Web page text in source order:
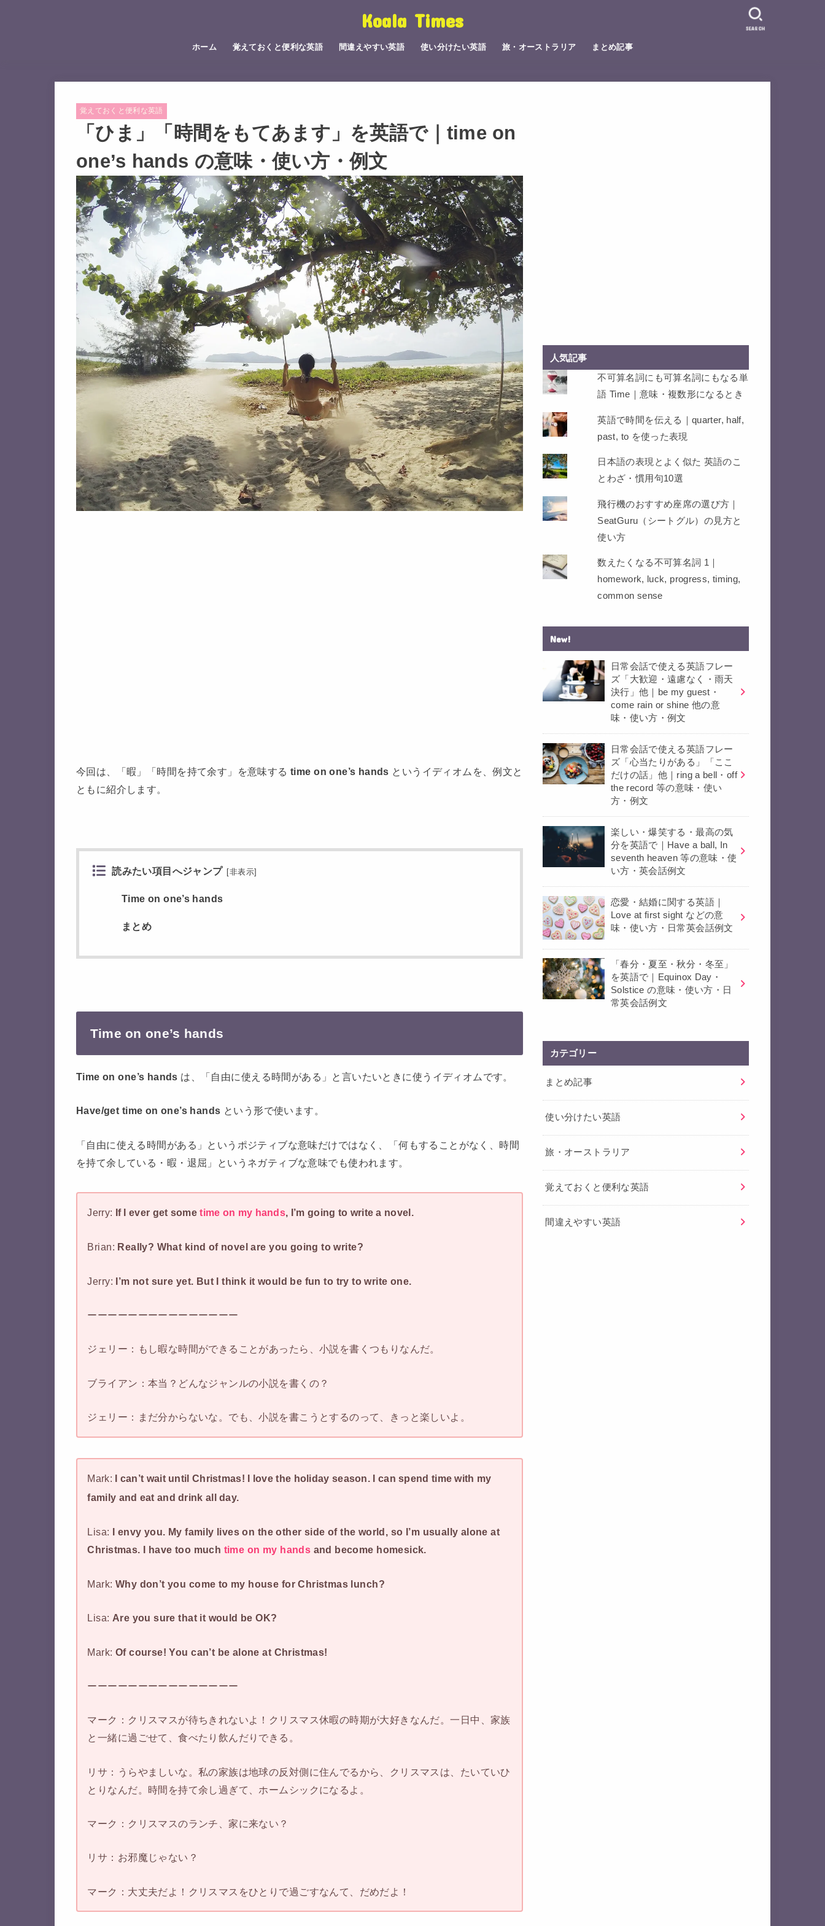
Koala Times
ホーム 覚えておくと便利な英語 間違えやすい英語 使い分けたい英語 旅・オーストラリア まとめ記事
SEARCH
覚えておくと便利な英語
「ひま」「時間をもてあます」を英語で｜time on
one’s hands の意味・使い方・例文
今回は、「暇」「時間を持て余す」を意味する time on one’s hands というイディオムを、例文と
ともに紹介します。
読みたい項目へジャンプ 非表示]
Time on one’s hands
まとめ
Time on one’s hands
Time on one’s hands は、「自由に使える時間がある」と言いたいときに使うイディオムです。
Have/get time on one’s hands という形で使います。
「自由に使える時間がある」というポジティブな意味だけではなく、「何もすることがなく、時間
を持て余している・暇・退屈」というネガティブな意味でも使われます。
Jerry: If I ever get sometime on my hands, I’m going to write a novel.
Brian: Really? What kind of novel are you going to write?
Jerry: I’m not sure yet. But I think it would be fun to try to write one.
ーーーーーーーーーーーーーーー
ジェリー：もし暇な時間ができることがあったら、小説を書くつもりなんだ。
ブライアン：本当？どんなジャンルの小説を書くの？
ジェリー：まだ分からないな。でも、小説を書こうとするのって、きっと楽しいよ。
Mark: I can’t wait until Christmas! I love the holiday season. I can spend time with my
family and eat and drink all day.
Lisa: I envy you. My family lives on the other side of the world, so I’m usually alone at
Christmas. I have too much time on my hands and become homesick.
Mark: Why don’t you come to my house for Christmas lunch?
Lisa: Are you sure that it would be OK?
Mark: Of course! You can’t be alone at Christmas!
ーーーーーーーーーーーーーーー
マーク：クリスマスが待ちきれないよ！クリスマス休暇の時期が大好きなんだ。一日中、家族
と一緒に過ごせて、食べたり飲んだりできる。
リサ：うらやましいな。私の家族は地球の反対側に住んでるから、クリスマスは、たいていひ
とりなんだ。時間を持て余し過ぎて、ホームシックになるよ。
マーク：クリスマスのランチ、家に来ない？
リサ：お邪魔じゃない？
マーク：大丈夫だよ！クリスマスをひとりで過ごすなんて、だめだよ！
人気記事
不可算名詞にも可算名詞にもなる単
語 Time｜意味・複数形になるとき
英語で時間を伝える｜quarter, half,
past, to を使った表現
日本語の表現とよく似た 英語のこ
とわざ・慣用句10選
飛行機のおすすめ座席の選び方｜
SeatGuru（シートグル）の見方と
使い方
数えたくなる不可算名詞 1｜
homework, luck, progress, timing,
common sense
New!
日常会話で使える英語フレー
ズ「大歓迎・遠慮なく・雨天
決行」他｜be my guest・
come rain or shine 他の意
味・使い方・例文
日常会話で使える英語フレー
ズ「心当たりがある」「ここ
だけの話」他｜ring a bell・off
the record 等の意味・使い
方・例文
楽しい・爆笑する・最高の気
分を英語で｜Have a ball, In
seventh heaven 等の意味・使
い方・英会話例文
恋愛・結婚に関する英語｜
Love at first sight などの意
味・使い方・日常英会話例文
「春分・夏至・秋分・冬至」
を英語で｜Equinox Day・
Solstice の意味・使い方・日
常英会話例文
カテゴリー
まとめ記事
使い分けたい英語
旅・オーストラリア
覚えておくと便利な英語
間違えやすい英語